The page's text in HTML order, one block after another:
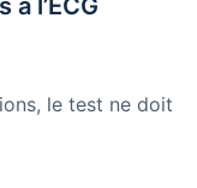
l’ECG
le test ne doit